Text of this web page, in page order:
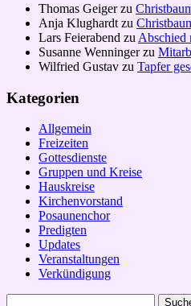
Thomas Geigerzu
Anja Klughardt zu
Lars Feierabend zu Abschied
Susanne Wenningerzu
Wilfried Gustav zu Tapfer
Kategorien
Allgemein
Freizeiten
Gottesdienste
Gruppen und Kreise
Hauskreise
Kirchenvorstand
Posaunenchor
Predigten
Updates
Veranstaltungen
Verkündigung